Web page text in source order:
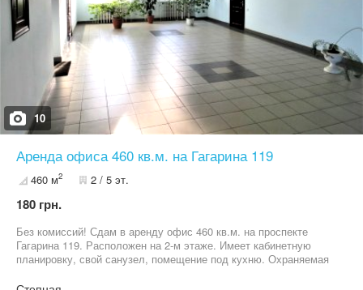
10
Аренда офиса 460 кв.м. на Гагарина 119
460 м2 2 / 5 эт.
180 грн.
Без комиссий! Сдам в аренду офис 460 кв.м. на проспекте
Гагарина 119. Расположен на 2-м этаже. Имеет кабинетную
планировку, свой санузел, помещение под кухню. Охраняемая
отопление, линии телефона и интернет, охранная и пожарная